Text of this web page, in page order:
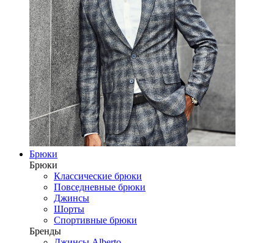
Брюки
Брюки
Классические брюки
Повседневные брюки
Джинсы
Шорты
Спортивные брюки
Бренды